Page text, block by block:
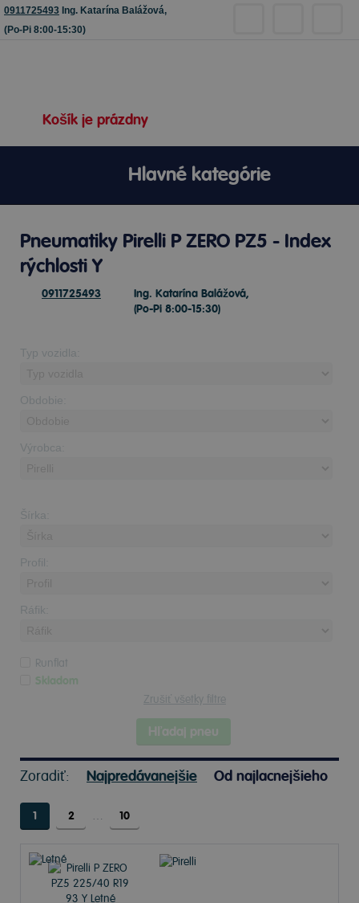
0911725493 Ing. Katarína Balážová,
(Po-Pi 8:00-15:30)
Košík je prázdny
Hlavné kategórie
Pneumatiky Pirelli P ZERO PZ5 - Index
rýchlosti Y
0911725493
Ing. Katarína Balážová,
(Po-Pi 8:00-15:30)
Typ vozidla:
Obdobie:
Výrobca:
Šírka:
Profil:
Ráfik:
Runflat
Skladom
Zrušiť všetky filtre
Hľadaj pneu
Zoradiť: Najpredávanejšie Od najlacnejšieho
1 2 … 10